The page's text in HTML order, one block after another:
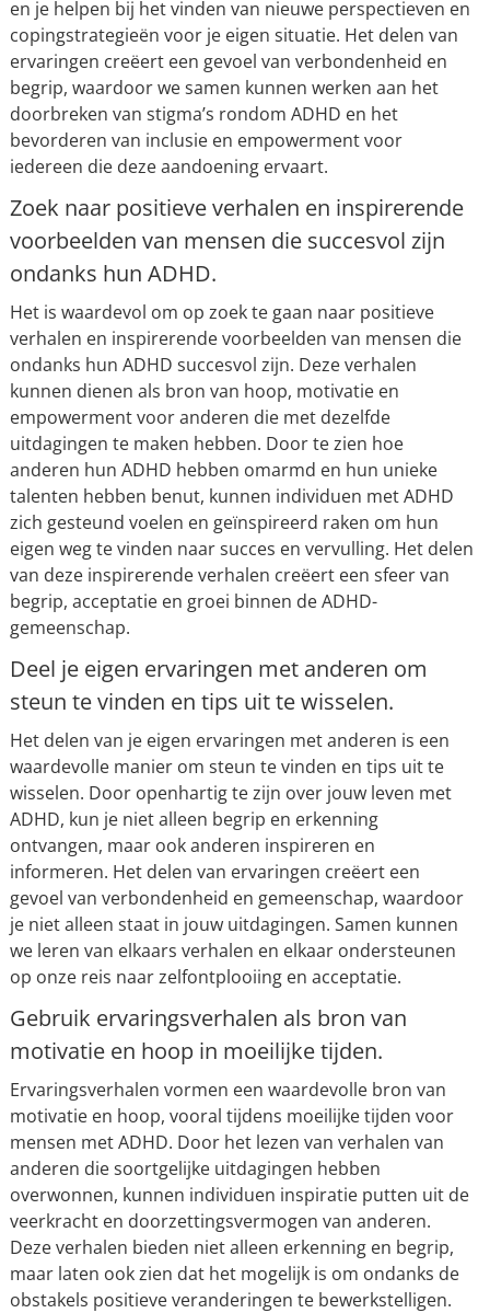
en je helpen bij het vinden van nieuwe perspectieven en
copingstrategieën voor je eigen situatie. Het delen van
ervaringen creëert een gevoel van verbondenheid en
begrip, waardoor we samen kunnen werken aan het
doorbreken van stigma’s rondom ADHD en het
bevorderen van inclusie en empowerment voor
iedereen die deze aandoening ervaart.
Zoek naar positieve verhalen en inspirerende
voorbeelden van mensen die succesvol zijn
ondanks hun ADHD.
Het is waardevol om op zoek te gaan naar positieve
verhalen en inspirerende voorbeelden van mensen die
ondanks hun ADHD succesvol zijn. Deze verhalen
kunnen dienen als bron van hoop, motivatie en
empowerment voor anderen die met dezelfde
uitdagingen te maken hebben. Door te zien hoe
anderen hun ADHD hebben omarmd en hun unieke
talenten hebben benut, kunnen individuen met ADHD
zich gesteund voelen en geïnspireerd raken om hun
eigen weg te vinden naar succes en vervulling. Het delen
van deze inspirerende verhalen creëert een sfeer van
begrip, acceptatie en groei binnen de ADHD-
gemeenschap.
Deel je eigen ervaringen met anderen om
steun te vinden en tips uit te wisselen.
Het delen van je eigen ervaringen met anderen is een
waardevolle manier om steun te vinden en tips uit te
wisselen. Door openhartig te zijn over jouw leven met
ADHD, kun je niet alleen begrip en erkenning
ontvangen, maar ook anderen inspireren en
informeren. Het delen van ervaringen creëert een
gevoel van verbondenheid en gemeenschap, waardoor
je niet alleen staat in jouw uitdagingen. Samen kunnen
we leren van elkaars verhalen en elkaar ondersteunen
op onze reis naar zelfontplooiing en acceptatie.
Gebruik ervaringsverhalen als bron van
motivatie en hoop in moeilijke tijden.
Ervaringsverhalen vormen een waardevolle bron van
motivatie en hoop, vooral tijdens moeilijke tijden voor
mensen met ADHD. Door het lezen van verhalen van
anderen die soortgelijke uitdagingen hebben
overwonnen, kunnen individuen inspiratie putten uit de
veerkracht en doorzettingsvermogen van anderen.
Deze verhalen bieden niet alleen erkenning en begrip,
maar laten ook zien dat het mogelijk is om ondanks de
obstakels positieve veranderingen te bewerkstelligen.